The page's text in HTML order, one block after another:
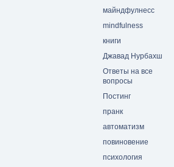
майндфулнесс
mindfulness
книги
Джавад Нурбахш
Ответы на все
вопросы
Постинг
пранк
автоматизм
повиновение
психология